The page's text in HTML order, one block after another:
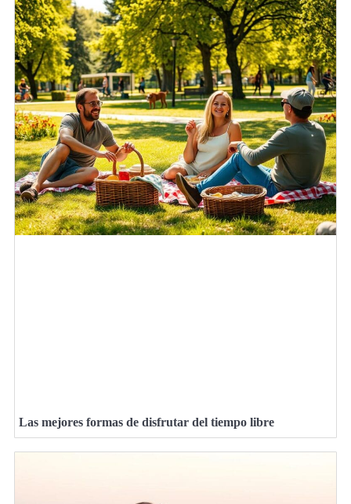
Las mejores formas de disfrutar del tiempo libre